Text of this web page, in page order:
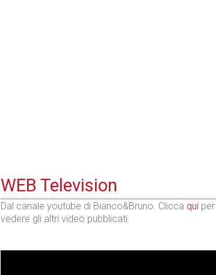
WEB Television
Dal canale youtube di Bianco&Bruno. Clicca qui per
vedere gli altri video pubblicati.